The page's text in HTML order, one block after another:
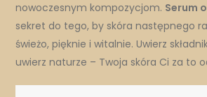
nowoczesnym kompozycjom. Serum
sekret do tego, by skóra następnego
świeżo, pięknie i witalnie. Uwierz
uwierz naturze – Twoja skóra Ci za to